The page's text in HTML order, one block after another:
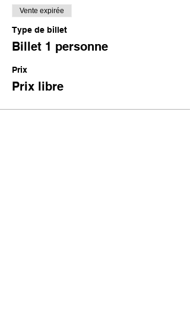
Vente expirée
Type de billet
Billet 1 personne
Prix
Prix libre